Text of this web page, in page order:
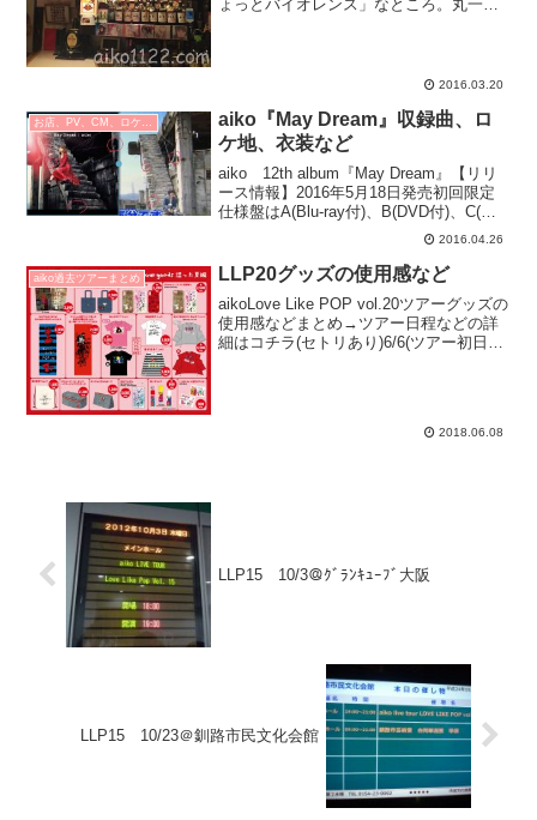
ょっとバイオレンス」なところ。丸一ホ
2016.03.20
お店、PV、CM、ロケ地など
aiko『May Dream』収録曲、ロ
ケ地、衣装など
aiko 12th album『May Dream』【リリ
ース情報】2016年5月18日発売初回限定
仕様盤はA(Blu-ray付)、B(DVD付)、C(特
典CD付)の3種類。初回盤には特典として
LLP18カウントダウンライブの映像とパ
スステ...
2016.04.26
aiko過去ツアーまとめ LLP20グッズの使用感など
aikoLove Like POP vol.20ツアーグッズの
使用感などまとめ→ツアー日程などの詳
細はコチラ(セトリあり)6/6(ツアー初日の
2018.06.08
LLP15 10/3＠ｸﾞﾗﾝｷｭｰﾌﾞ大阪
LLP15 10/23＠釧路市民文化会館